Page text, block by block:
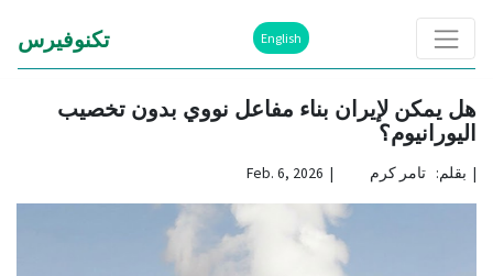
English تكنوفيرس
هل يمكن لإيران بناء مفاعل نووي بدون تخصيب
اليورانيوم؟
| بقلم: تامر كرم | Feb. 6, 2026